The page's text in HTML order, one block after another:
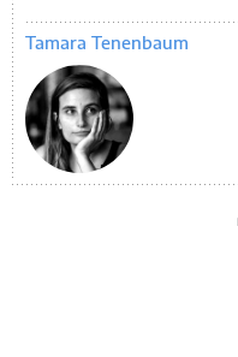
Tamara Tenenbaum